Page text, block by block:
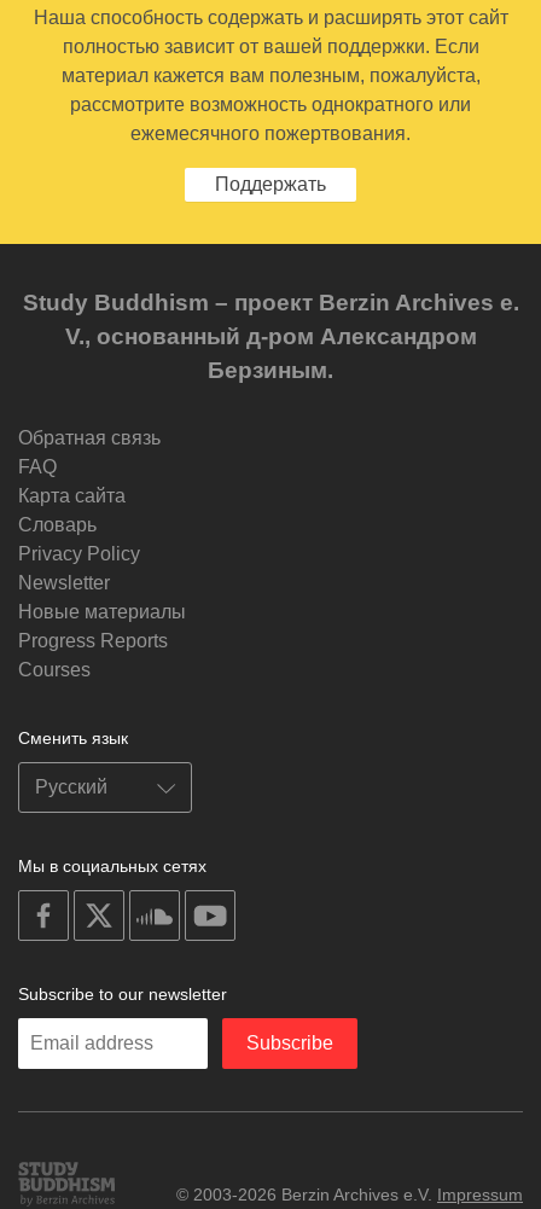
Наша способность содержать и расширять этот сайт
полностью зависит от вашей поддержки. Если
материал кажется вам полезным, пожалуйста,
рассмотрите возможность однократного или
ежемесячного пожертвования.
Поддержать
Study Buddhism – проект Berzin Archives e.
V., основанный д-ром Александром
Берзиным.
Обратная связь
FAQ
Карта сайта
Словарь
Privacy Policy
Newsletter
Новые материалы
Progress Reports
Courses
Сменить язык
Мы в социальных сетях
on
facebook
soundcloud
Subscribe to our newsletter
Enter
Subscribe
Study
Buddhism
© 2003-2026 Berzin Archives e.V. Impressum